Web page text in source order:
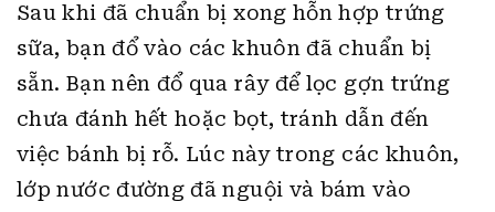
Sau khi đã chuẩn bị xong hỗn hợp trứng
sữa, bạn đổ vào các khuôn đã chuẩn bị
sẵn. Bạn nên đổ qua rây để lọc gợn trứng
chưa đánh hết hoặc bọt, tránh dẫn đến
việc bánh bị rỗ. Lúc này trong các khuôn,
lớp nước đường đã nguội và bám vào